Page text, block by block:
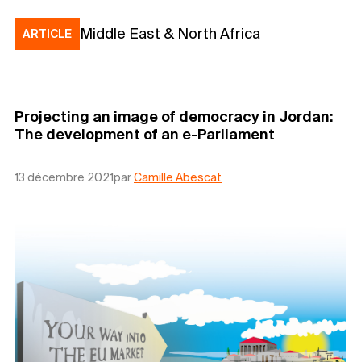
ARTICLE Middle East & North Africa
Projecting an image of democracy in Jordan:
The development of an e-Parliament
13 décembre 2021parCamille Abescat